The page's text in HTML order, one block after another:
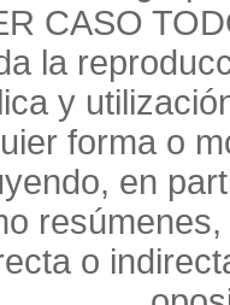
CASO
la
y
forma o
en
o